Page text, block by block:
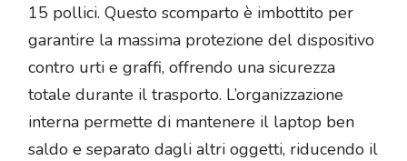
15 pollici. Questo scomparto è imbottito per
garantire la massima protezione del dispositivo
contro urti e graffi, offrendo una sicurezza
totale durante il trasporto. L’organizzazione
interna permette di mantenere il laptop ben
saldo e separato dagli altri oggetti, riducendo il